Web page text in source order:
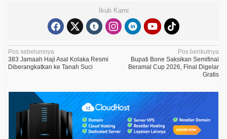
Ikuti Kami
N
a
i
Pos sebelumnya
383 Jamaah Haji Asal Kolaka Resmi
Diberangkatkan ke Tanah Suci
Pos berikutnya
Bupati Bone Saksikan Semifinal
Beramal Cup 2026, Final Digelar
Gratis